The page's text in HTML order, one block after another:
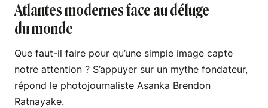
Atlantes modernes face au déluge
du monde
Que faut-il faire pour qu’une simple image capte
notre attention ? S’appuyer sur un mythe fondateur,
répond le photojournaliste Asanka Brendon
Ratnayake.